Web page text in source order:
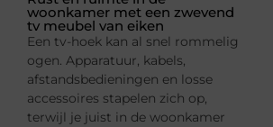
woonkamer met een zwevend
tv meubel van eiken
Een tv-hoek kan al snel rommelig
ogen. Apparatuur, kabels,
afstandsbedieningen en losse
accessoires stapelen zich op,
terwijl je juist in de woonkamer